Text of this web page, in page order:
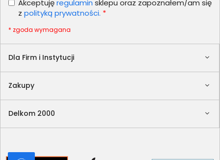
Dla Firm i Instytucji
Zakupy
Delkom 2000
Akceptujęregulamin sklepu oraz zapoznałem/am się
z polityką prywatności. *
* zgoda wymagana